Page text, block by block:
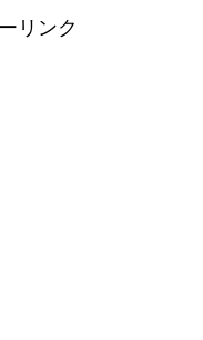
リンク